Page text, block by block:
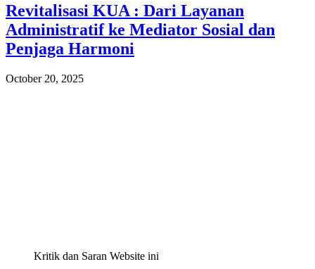
Revitalisasi KUA : Dari Layanan
Administratif ke Mediator Sosial dan
Penjaga Harmoni
October 20, 2025
Kritik dan Saran Website ini